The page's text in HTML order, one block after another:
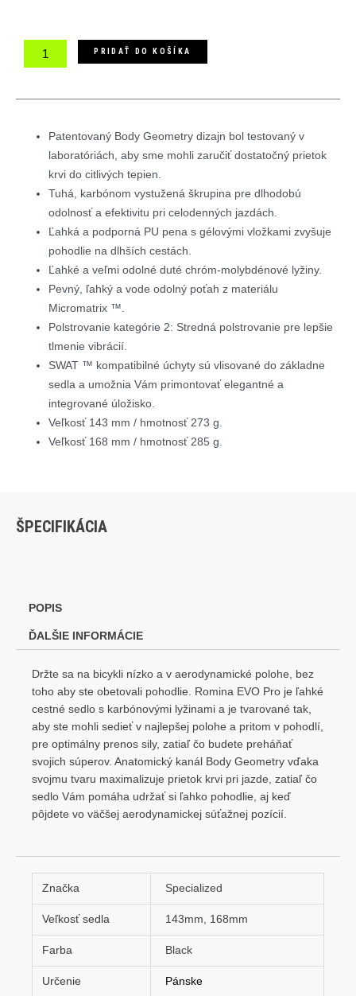
PRIDAŤ DO KOŠÍKA
Patentovaný Body Geometry dizajn bol testovaný v
laboratóriách, aby sme mohli zaručiť dostatočný prietok
krvi do citlivých tepien.
Tuhá, karbónom vystužená škrupina pre dlhodobú
odolnosť a efektivitu pri celodenných jazdách.
Ľahká a podporná PU pena s gélovými vložkami zvyšuje
pohodlie na dlhších cestách.
Ľahké a veľmi odolné duté chróm-molybdénové lyžiny.
Pevný, ľahký a vode odolný poťah z materiálu
Micromatrix ™.
Polstrovanie kategórie 2: Stredná polstrovanie pre lepšie
tlmenie vibrácií.
SWAT ™ kompatibilné úchyty sú vlisované do základne
sedla a umožnia Vám primontovať elegantné a
integrované úložisko.
Veľkosť 143 mm / hmotnosť 273 g.
Veľkosť 168 mm / hmotnosť 285 g.
ŠPECIFIKÁCIA
POPIS
ĎALŠIE INFORMÁCIE
Držte sa na bicykli nízko a v aerodynamické polohe, bez
toho aby ste obetovali pohodlie. Romina EVO Pro je ľahké
cestné sedlo s karbónovými lyžinami a je tvarované tak,
aby ste mohli sedieť v najlepšej polohe a pritom v pohodlí,
pre optimálny prenos sily, zatiaľ čo budete preháňať
svojich súperov. Anatomický kanál Body Geometry vďaka
svojmu tvaru maximalizuje prietok krvi pri jazde, zatiaľ čo
sedlo Vám pomáha udržať si ľahko pohodlie, aj keď
pôjdete vo väčšej aerodynamickej súťažnej pozícií.
Značka Specialized
Veľkosť sedla 143mm, 168mm
Farba Black
Určenie Pánske